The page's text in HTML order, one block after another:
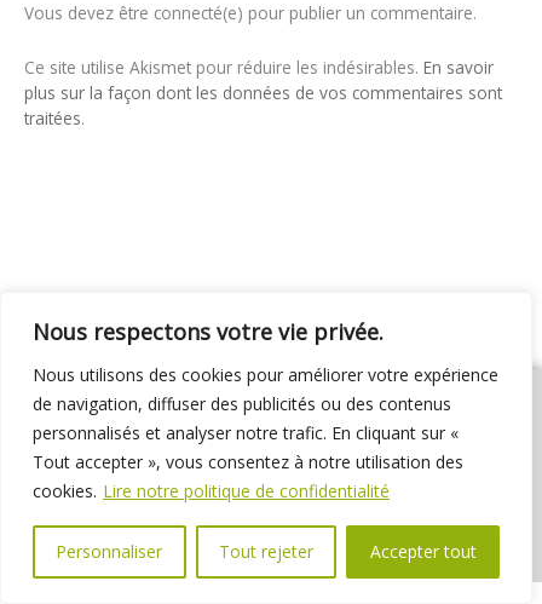
Nous respectons votre vie privée.
Nous utilisons des cookies pour améliorer votre expérience
de navigation, diffuser des publicités ou des contenus
personnalisés et analyser notre trafic. En cliquant sur «
Tout accepter », vous consentez à notre utilisation des
cookies. Lire notre politique de confidentialité
Personnaliser Tout rejeter Accepter tout
Vous devez être connecté(e) pour publier un commentaire.
Ce site utilise Akismet pour réduire les indésirables. En savoir
plus sur la façon dont les données de vos commentaires sont
traitées.
01 69 31 72 10 01 69 31 37 31
Nous contacter
Espace élus
Marchés publics Délibérations